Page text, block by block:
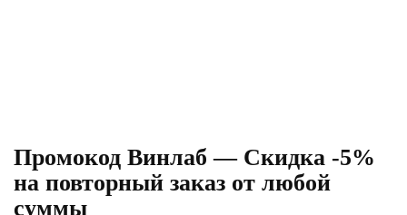
Промокод Винлаб — Скидка -5%
на повторный заказ от любой
суммы